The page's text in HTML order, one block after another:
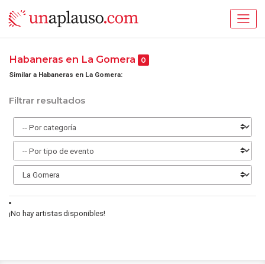
Habaneras en La Gomera 0
Similar a Habaneras en La Gomera:
Filtrar resultados
¡No hay artistas disponibles!